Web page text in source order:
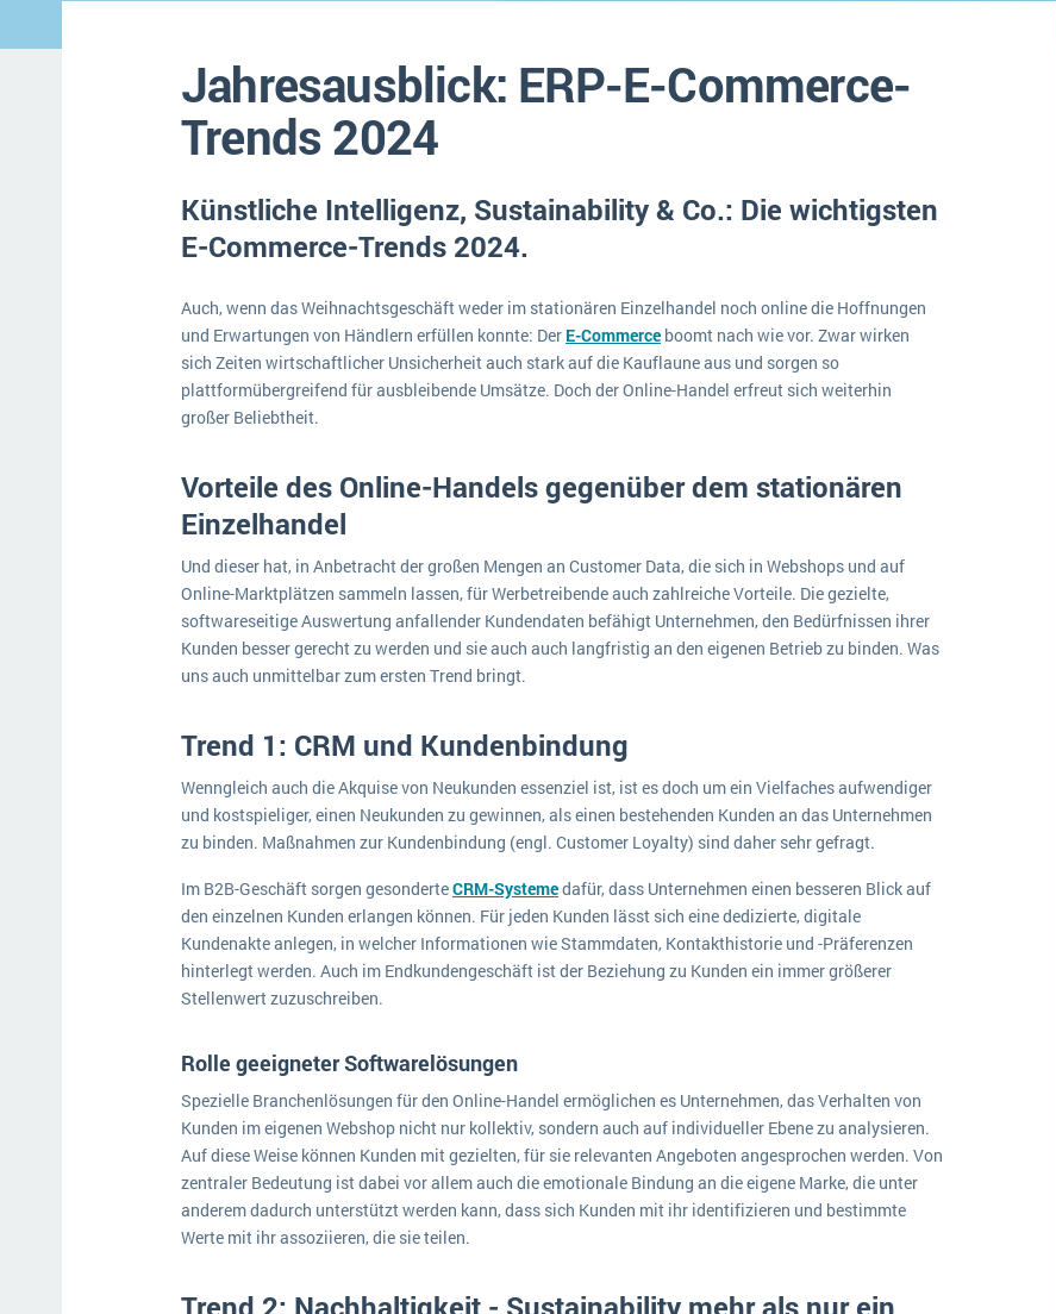
Kosten
Lebensmittelindustrie
Vermietung
MEHR ÜBER ERP-SOFTWARE
Jahresausblick: ERP-E-Commerce-
Trends 2024
Künstliche Intelligenz, Sustainability & Co.: Die wichtigsten
E-Commerce-Trends 2024.
Auch, wenn das Weihnachtsgeschäft weder im stationären Einzelhandel noch online die Hoffnungen
und Erwartungen von Händlern erfüllen konnte: Der E-Commerce boomt nach wie vor. Zwar wirken
sich Zeiten wirtschaftlicher Unsicherheit auch stark auf die Kauflaune aus und sorgen so
plattformübergreifend für ausbleibende Umsätze. Doch der Online-Handel erfreut sich weiterhin
großer Beliebtheit.
Vorteile des Online-Handels gegenüber dem stationären
Einzelhandel
Und dieser hat, in Anbetracht der großen Mengen an Customer Data, die sich in Webshops und auf
Online-Marktplätzen sammeln lassen, für Werbetreibende auch zahlreiche Vorteile. Die gezielte,
softwareseitige Auswertung anfallender Kundendaten befähigt Unternehmen, den Bedürfnissen ihrer
Kunden besser gerecht zu werden und sie auch auch langfristig an den eigenen Betrieb zu binden. Was
uns auch unmittelbar zum ersten Trend bringt.
Trend 1: CRM und Kundenbindung
Wenngleich auch die Akquise von Neukunden essenziel ist, ist es doch um ein Vielfaches aufwendiger
und kostspieliger, einen Neukunden zu gewinnen, als einen bestehenden Kunden an das Unternehmen
zu binden. Maßnahmen zur Kundenbindung (engl. Customer Loyalty) sind daher sehr gefragt.
Im B2B-Geschäft sorgen gesonderteCRM-Systemedafür, dass Unternehmen einen besseren Blick auf
den einzelnen Kunden erlangen können. Für jeden Kunden lässt sich eine dedizierte, digitale
Kundenakte anlegen, in welcher Informationen wie Stammdaten, Kontakthistorie und -Präferenzen
hinterlegt werden. Auch im Endkundengeschäft ist der Beziehung zu Kunden ein immer größerer
Stellenwert zuzuschreiben.
Rolle geeigneter Softwarelösungen
Spezielle Branchenlösungen für den Online-Handel ermöglichen es Unternehmen, das Verhalten von
Kunden im eigenen Webshop nicht nur kollektiv, sondern auch auf individueller Ebene zu analysieren.
Auf diese Weise können Kunden mit gezielten, für sie relevanten Angeboten angesprochen werden. Von
zentraler Bedeutung ist dabei vor allem auch die emotionale Bindung an die eigene Marke, die unter
anderem dadurch unterstützt werden kann, dass sich Kunden mit ihr identifizieren und bestimmte
Werte mit ihr assoziieren, die sie teilen.